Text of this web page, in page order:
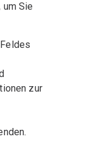
um Sie
zur